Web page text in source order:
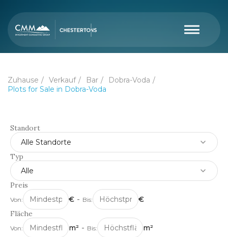
Zuhause Verkauf Bar
Dobra-Voda
Plots for Sale in Dobra-Voda
Standort
Alle Standorte
Typ
Alle
Preis
Von: € - Bis:
€
Fläche
Von: m² - Bis:
m²